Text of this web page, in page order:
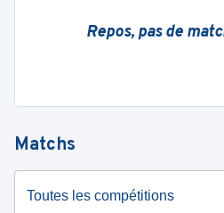
Repos, pas de
Matchs
Toutes les compétitions